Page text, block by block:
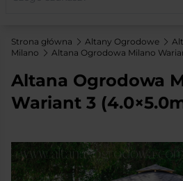
Strona główna Altany Ogrodowe
Milano
Altana Ogrodowa Milano
Altana Ogrodowa
Wariant 3